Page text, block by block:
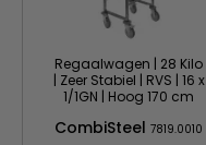
Regaalwagen | 28 Kilo
| Zeer Stabiel | RVS | 16 x
1/1GN | Hoog 170 cm
CombiSteel7819.0010